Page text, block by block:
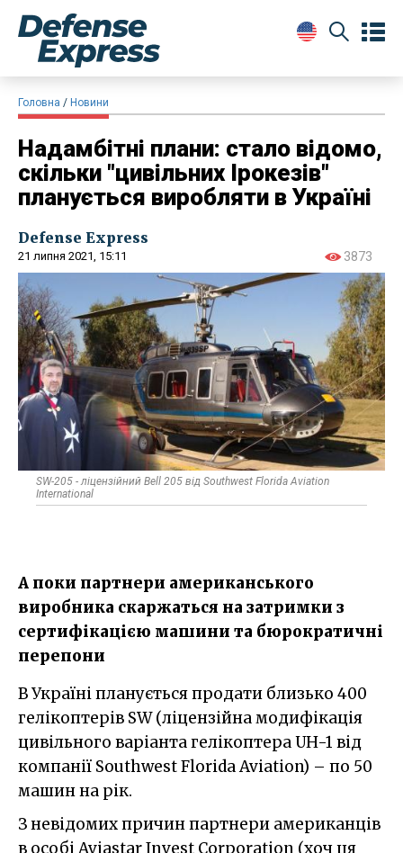
Головна Новини
Надамбітні плани: стало відомо,
скільки "цивільних Ірокезів"
планується виробляти в Україні
Defense Express
21 липня 2021, 15:11 3873
SW-205 - ліцензійний Bell 205 від Southwest Florida Aviation
International
А поки партнери американського
виробника скаржаться на затримки з
сертифікацією машини та бюрократичні
перепони
В Україні планується продати близько 400
гелікоптерів SW (ліцензійна модифікація
цивільного варіанта гелікоптера UH-1 від
компанії Southwest Florida Aviation) – по 50
машин на рік.
З невідомих причин партнери американців
в особі Aviastar Invest Corporation (хоч ця